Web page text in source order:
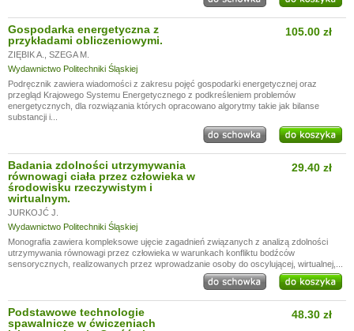
Gospodarka energetyczna z
przykładami obliczeniowymi.
ZIĘBIK A.
SZEGA M.
Wydawnictwo Politechniki Śląskiej
105.00 zł
Podręcznik zawiera wiadomości z zakresu pojęć gospodarki energetycznej oraz
przegląd Krajowego Systemu Energetycznego z podkreśleniem problemów
energetycznych, dla rozwiązania których opracowano algorytmy takie jak bilanse
substancji i...
Badania zdolności utrzymywania
równowagi ciała przez człowieka w
środowisku rzeczywistym i
wirtualnym.
JURKOJĆ J.
Wydawnictwo Politechniki Śląskiej
29.40 zł
Monografia zawiera kompleksowe ujęcie zagadnień związanych z analizą zdolności
utrzymywania równowagi przez człowieka w warunkach konfliktu bodźców
sensorycznych, realizowanych przez wprowadzanie osoby do oscylującej, wirtualnej,...
Podstawowe technologie
spawalnicze w ćwiczeniach
48.30 zł